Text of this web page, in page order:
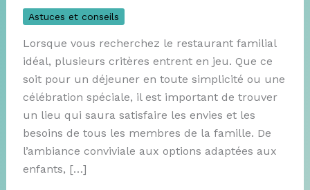
Astuces et conseils
Lorsque vous recherchez le restaurant familial
idéal, plusieurs critères entrent en jeu. Que ce
soit pour un déjeuner en toute simplicité ou une
célébration spéciale, il est important de trouver
un lieu qui saura satisfaire les envies et les
besoins de tous les membres de la famille. De
l’ambiance conviviale aux options adaptées aux
enfants, […]